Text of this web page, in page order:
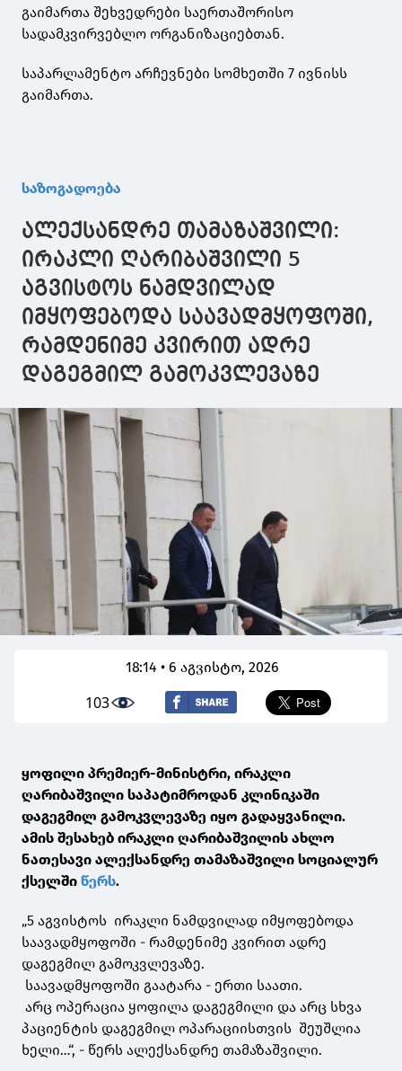
გაიმართა შეხვედრები საერთაშორისო
სადამკვირვებლო ორგანიზაციებთან.
საპარლამენტო არჩევნები სომხეთში 7 ივნისს
გაიმართა.
საზოგადოება
ალექსანდრე თამაზაშვილი:
ირაკლი ღარიბაშვილი 5
აგვისტოს ნამდვილად
იმყოფებოდა საავადმყოფოში,
რამდენიმე კვირით ადრე
დაგეგმილ გამოკვლევაზე
18:14 • 6 აგვისტო, 2026
103
ყოფილი პრემიერ-მინისტრი, ირაკლი
ღარიბაშვილი საპატიმროდან კლინიკაში
დაგეგმილ გამოკვლევაზე იყო გადაყვანილი.
ამის შესახებ ირაკლი ღარიბაშვილის ახლო
ნათესავი ალექსანდრე თამაზაშვილი სოციალურ
ქსელში წერს.
„5 აგვისტოს ირაკლი ნამდვილად იმყოფებოდა
საავადმყოფოში - რამდენიმე კვირით ადრე
დაგეგმილ გამოკვლევაზე.
საავადმყოფოში გაატარა - ერთი საათი.
არც ოპერაცია ყოფილა დაგეგმილი და არც სხვა
პაციენტის დაგეგმილ ოპარაციისთვის შეუშლია
ხელი…“, - წერს ალექსანდრე თამაზაშვილი.